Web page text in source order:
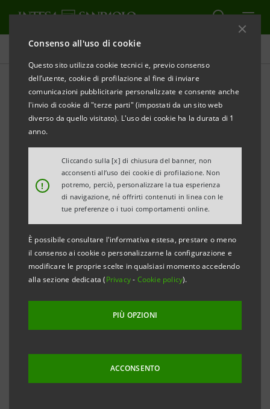
Consenso all'uso di cookie
Questo sito utilizza cookie tecnici e, previo consenso
dell’utente, cookie di profilazione al fine di inviare
comunicazioni pubblicitarie personalizzate e consente anche
l'invio di cookie di "terze parti" (impostati da un sito web
diverso da quello visitato). L'uso dei cookie ha la durata di 1
anno.
!
Cliccando sulla [x] di chiusura del banner, non
acconsenti all’uso dei cookie di profilazione. Non
potremo, perciò, personalizzare la tua esperienza
di navigazione, né offrirti contenuti in linea con le
tue preferenze o i tuoi comportamenti online.
È possibile consultare l'informativa estesa, prestare o meno
il consenso ai cookie o personalizzarne la configurazione e
modificare le proprie scelte in qualsiasi momento accedendo
alla sezione dedicata (Privacy- Cookie policy).
PIÙ OPZIONI
ACCONSENTO
Database cifre chiave
Database cifre chiave
4trim.12
AGGIORNA
I dati qui contenuti hanno carattere esclusivamente
documenti ufficiali del Gruppo Intesa Sanpaolo.